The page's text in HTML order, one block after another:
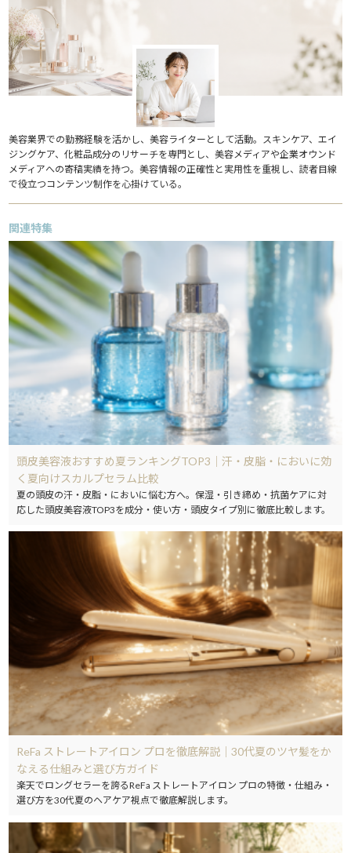
美容業界での勤務経験を活かし、美容ライターとして活動。スキンケア、エイ
ジングケア、化粧品成分のリサーチを専門とし、美容メディアや企業オウンド
メディアへの寄稿実績を持つ。美容情報の正確性と実用性を重視し、読者目線
で役立つコンテンツ制作を心掛けている。
関連特集
頭皮美容液おすすめ夏ランキングTOP3｜汗・皮脂・においに効
く夏向けスカルプセラム比較
夏の頭皮の汗・皮脂・においに悩む方へ。保湿・引き締め・抗菌ケアに対
応した頭皮美容液TOP3を成分・使い方・頭皮タイプ別に徹底比較します。
ReFa ストレートアイロン プロを徹底解説｜30代夏のツヤ髪をか
なえる仕組みと選び方ガイド
楽天でロングセラーを誇るReFa ストレートアイロン プロの特徴・仕組み・
選び方を30代夏のヘアケア視点で徹底解説します。